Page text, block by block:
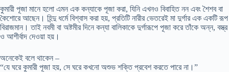
কুমারী পূজা মানে হলো এমন এক কন্যাকে পূজা করা, যিনি এখনও বিবাহিত নন এবং শৈশব বা
কৈশোরে আছেন। হিন্দু ধর্মে বিশ্বাস করা হয়, প্রতিটি নারীর ভেতরেই মা দুর্গার এক একটি রূপ
বিরাজমান। তাই নবমী বা অষ্টমীর দিনে কন্যা বালিকাকে দুর্গারূপে পূজা করে তাঁকে অন্ন, বস্ত্র
ও আশীর্বাদ দেওয়া হয়।
অনেকেই বলে থাকেন –
“যে ঘরে কুমারী পূজা হয়, সে ঘরে কখনো অশুভ শক্তি প্রবেশ করতে পারে না।”